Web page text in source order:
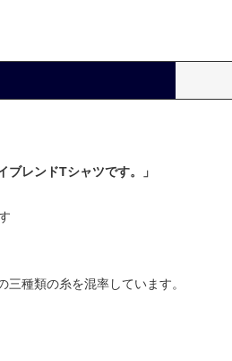
ブレンドTシャツです。」
種類の糸を混率しています。